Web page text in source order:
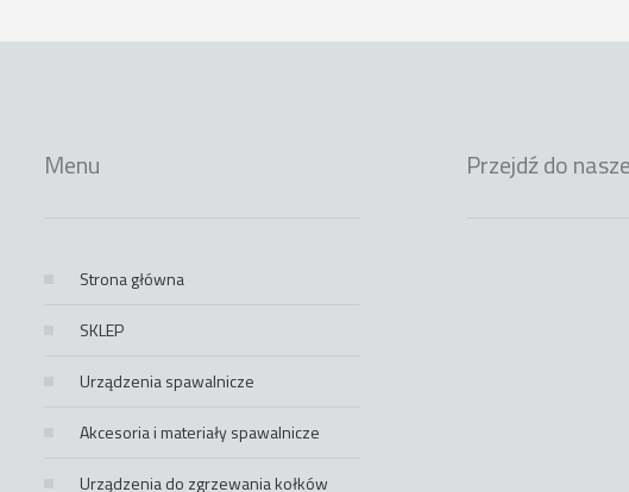
Menu
Strona główna
SKLEP
Urządzenia spawalnicze
Akcesoria i materiały spawalnicze
Urządzenia do zgrzewania kołków
Przejdź do